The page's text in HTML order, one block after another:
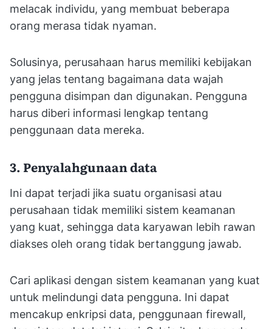
melacak individu, yang membuat beberapa
orang merasa tidak nyaman.
Solusinya, perusahaan harus memiliki kebijakan
yang jelas tentang bagaimana data wajah
pengguna disimpan dan digunakan. Pengguna
harus diberi informasi lengkap tentang
penggunaan data mereka.
3. Penyalahgunaan data
Ini dapat terjadi jika suatu organisasi atau
perusahaan tidak memiliki sistem keamanan
yang kuat, sehingga data karyawan lebih rawan
diakses oleh orang tidak bertanggung jawab.
Cari aplikasi dengan sistem keamanan yang kuat
untuk melindungi data pengguna. Ini dapat
mencakup enkripsi data, penggunaan firewall,